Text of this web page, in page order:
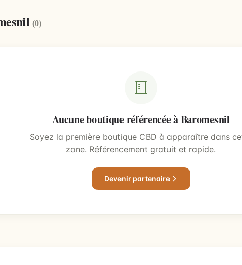
(0)
Aucune boutique référencée à Baromesnil
Soyez la première boutique CBD à apparaître dans
zone. Référencement gratuit et rapide.
Devenir partenaire